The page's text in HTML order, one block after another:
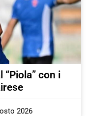
“Piola” con i
2026